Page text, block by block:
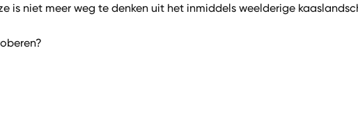
is niet meer weg te denken uit het inmiddels weelderige